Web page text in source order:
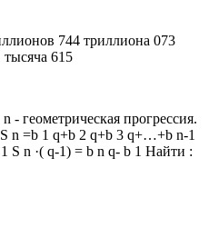
744 триллиона 073
615
геометрическая прогрессия.
n =b 1 q+b 2 q+b 3 q+…+b n-1
S n ·( q-1) = b n q- b 1 Найти :